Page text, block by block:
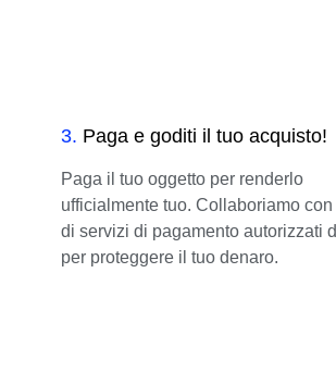
3. Paga e goditi il tuo acquisto!
Paga il tuo oggetto per renderlo
ufficialmente tuo. Collaboriamo con
di servizi di pagamento autorizzati
per proteggere il tuo denaro.